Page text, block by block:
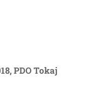
PDO Tokaj